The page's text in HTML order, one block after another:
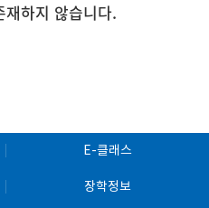
하지 않습니다.
E-클래스
장학정보